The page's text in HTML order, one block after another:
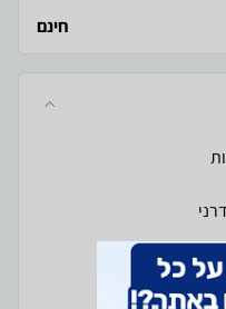
חינם